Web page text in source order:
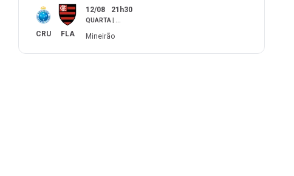
CRU FLA
12/08 21h30
QUARTA
Mineirão